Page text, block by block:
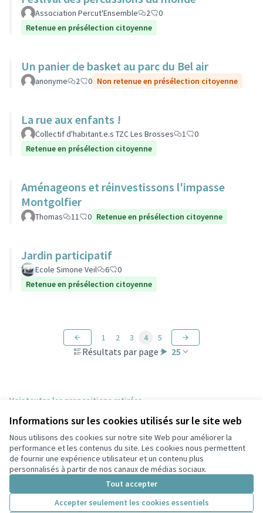
Informations sur les cookies utilisés sur le site web
Nous utilisons des cookies sur notre site Web pour améliorer la
performance et les contenus du site. Les cookies nous permettent
de fournir une expérience utilisateur et un contenu plus
personnalisés à partir de nos canaux de médias sociaux.
Tout accepter
Accepter seulement les cookies essentiels
Association Percut'Ensemble 2
0
Retenue en présélection citoyenne
Un panier de basket au parc du Bel air
anonyme 2 0 Non retenue en présélection citoyenne
La rue aux enfants !
Collectif d'habitant.e.s TZC Les Brosses 1
0
Retenue en présélection citoyenne
Aménageons et réinvestissons l'impasse
Montgolfier
Thomas 11 0 Retenue en présélection citoyenne
Jardin participatif
Ecole Simone Veil 6
0
Retenue en présélection citoyenne
Résultats par page : 25
1 2 3 4 5
Voir toutes les propositions retirées
Conditions d'utilisation
Paramètres des cookies
Participez Villeurbanne sur X
(Lien externe)
Participez Villeurbanne sur Facebook
Participez Villeurbanne sur Instagram
Participez Villeurbanne sur YouTube
(Lien externe)